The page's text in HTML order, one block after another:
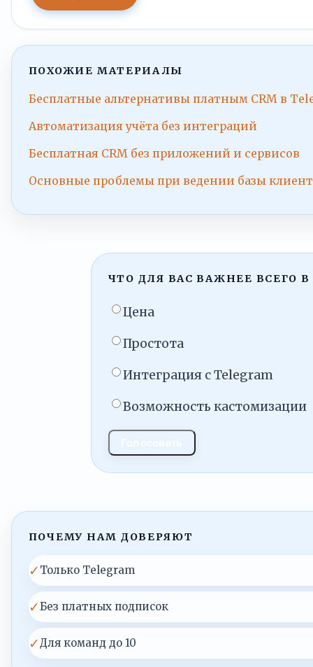
ПОХОЖИЕ МАТЕРИАЛЫ
Бесплатные альтернативы платным CRM в
Автоматизация учёта без интеграций
Бесплатная CRM без приложений и сервисов
Основные проблемы при ведении базы
ЧТО ДЛЯ ВАС ВАЖНЕЕ ВСЕГО В
Цена
Простота
Интеграция с Telegram
Возможность кастомизации
ПОЧЕМУ НАМ ДОВЕРЯЮТ
✓ Только Telegram
✓Без платных подписок
✓Для команд до 10